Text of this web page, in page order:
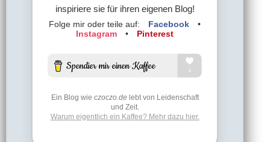
inspiriere sie für ihren eigenen Blog!
Folge mir oder teile auf: Facebook
•
Instagram
• Pinterest
Ein Blog wie czoczo.delebt von Leidenschaft
und Zeit.
Warum eigentlich ein Kaffee? Mehr dazu hier.